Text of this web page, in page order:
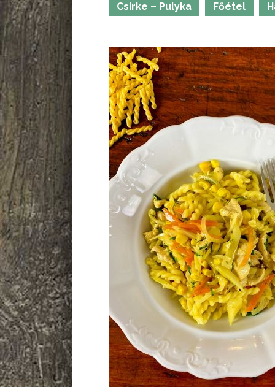
Csirke – Pulyka Főétel